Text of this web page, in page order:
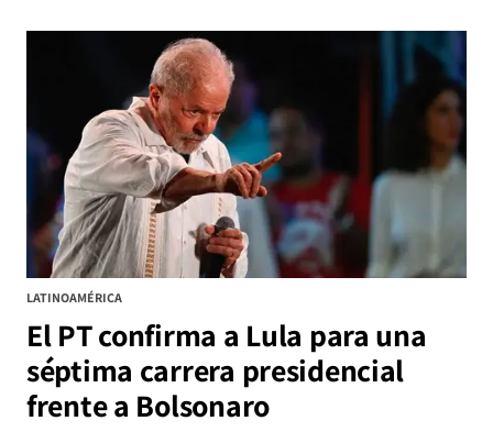
LATINOAMÉRICA
El PT confirma a Lula para una
séptima carrera presidencial
frente a Bolsonaro